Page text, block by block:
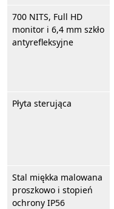
700 NITS, Full HD
monitor i 6,4 mm szkło
antyrefleksyjne
Płyta sterująca
Stal miękka malowana
proszkowo i stopień
ochrony IP56